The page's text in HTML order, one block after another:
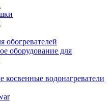
обогревателей
оборудование для
косвенные водонагреватели